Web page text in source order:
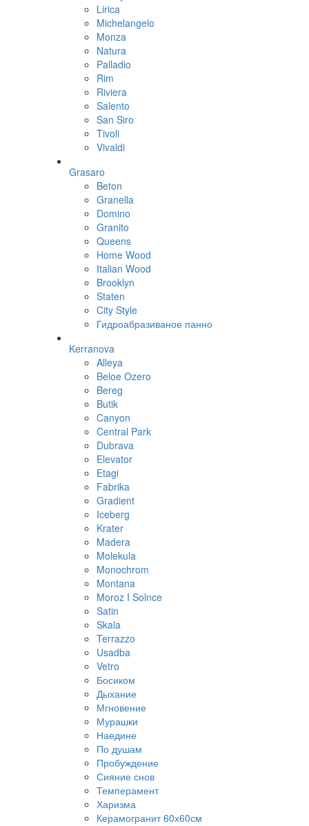
Lirica
Michelangelo
Monza
Natura
Palladio
Rim
Riviera
Salento
San Siro
Tivoli
Vivaldi
Grasaro
Beton
Granella
Domino
Granito
Queens
Home Wood
Italian Wood
Brooklyn
Staten
City Style
Гидроабразиваное панно
Kerranova
Alleya
Beloe Ozero
Bereg
Butik
Canyon
Central Park
Dubrava
Elevator
Etagi
Fabrika
Gradient
Iceberg
Krater
Madera
Molekula
Monochrom
Montana
Moroz I Solnce
Satin
Skala
Terrazzo
Usadba
Vetro
Босиком
Дыхание
Мгновение
Мурашки
Наедине
По душам
Пробуждение
Сияние снов
Темперамент
Харизма
Керамогранит 60х60см